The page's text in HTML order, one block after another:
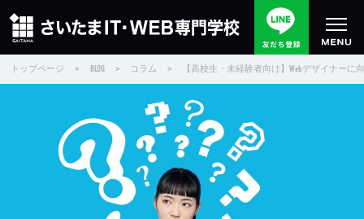
トップページ > BLOG > コラム > 【高校生・未経験者向け】Webデザイナー